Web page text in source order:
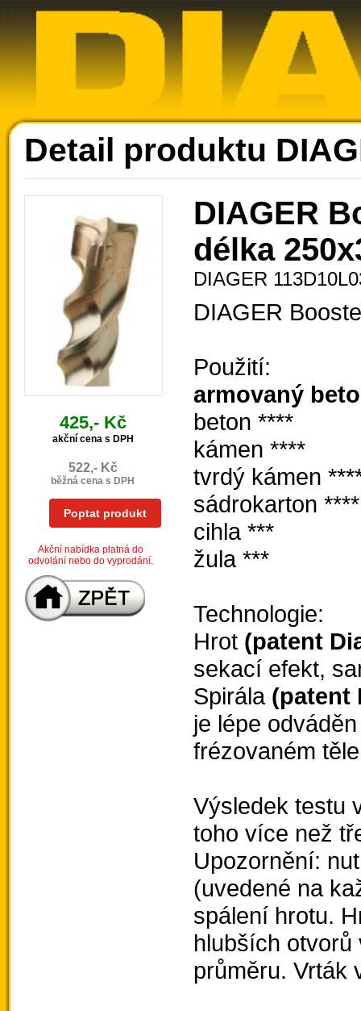
Detail produktu
425,- Kč
akční cena s DPH
522,- Kč
běžná cena s DPH
Poptat produkt
Akční nabídka platná do
odvolání nebo do vyprodání.
DIAGER
délka
DIAGER
DIAGER
Použití:
armovaný
beton ****
kámen ****
tvrdý kámen
sádrokarton ****
cihla ***
žula ***
Technologie:
Hrot (patent
sekací efekt,
Spirála (patent
je lépe
frézovaném
Výsledek testu
toho více než
Upozornění:
(uvedené na
spálení hrotu.
hlubších
průměru. Vrták